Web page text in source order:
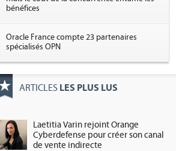
bénéfices
Oracle France compte 23 partenaires
spécialisés OPN
ARTICLES LES PLUS LUS
Laetitia Varin rejoint Orange
Cyberdefense pour créer son canal
de vente indirecte